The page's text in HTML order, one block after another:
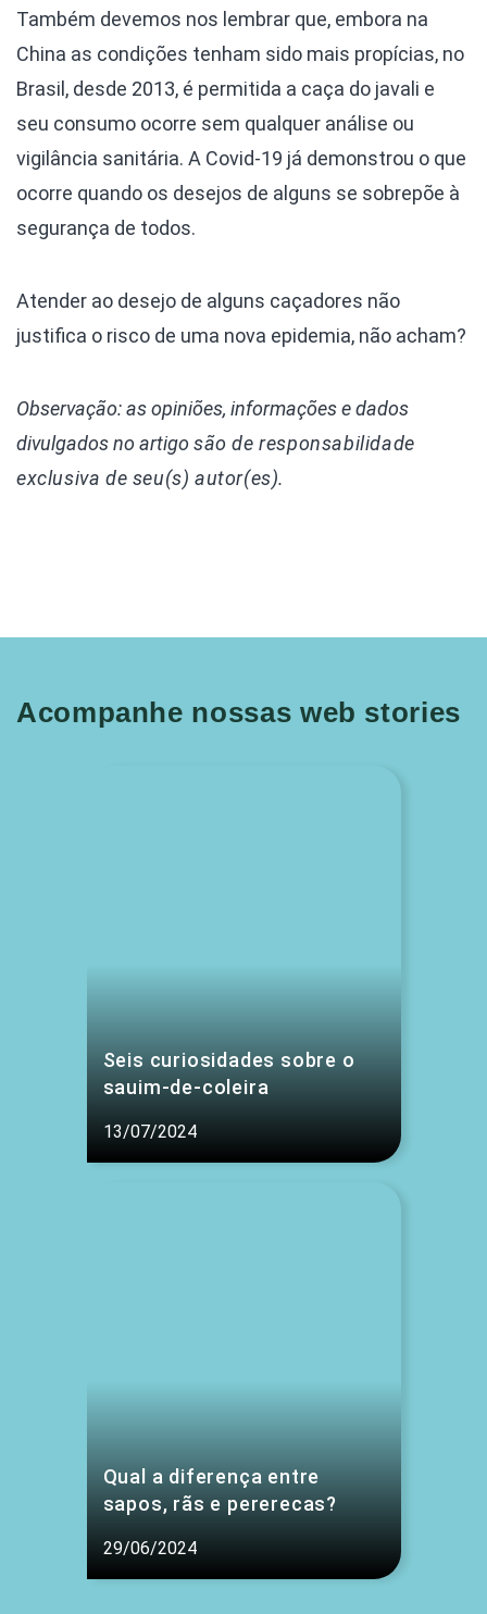
Também devemos nos lembrar que, embora na
China as condições tenham sido mais propícias, no
Brasil, desde 2013, é permitida a caça do javali e
seu consumo ocorre sem qualquer análise ou
vigilância sanitária. A Covid-19 já demonstrou o que
ocorre quando os desejos de alguns se sobrepõe à
segurança de todos.
Atender ao desejo de alguns caçadores não
justifica o risco de uma nova epidemia, não acham?
Observação: as opiniões, informações e dados
divulgadosno artigo são de responsabilidade
exclusiva de seu(s) autor(es).
Acompanhe nossas web stories
Seis curiosidades sobre o
sauim-de-coleira
13/07/2024
Qual a diferença entre
sapos, rãs e pererecas?
29/06/2024